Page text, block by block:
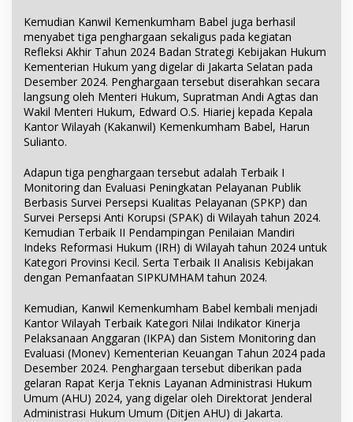
Kemudian Kanwil Kemenkumham Babel juga berhasil
menyabet tiga penghargaan sekaligus pada kegiatan
Refleksi Akhir Tahun 2024 Badan Strategi Kebijakan Hukum
Kementerian Hukum yang digelar di Jakarta Selatan pada
Desember 2024. Penghargaan tersebut diserahkan secara
langsung oleh Menteri Hukum, Supratman Andi Agtas dan
Wakil Menteri Hukum, Edward O.S. Hiariej kepada Kepala
Kantor Wilayah (Kakanwil) Kemenkumham Babel, Harun
Sulianto.
Adapun tiga penghargaan tersebut adalah Terbaik I
Monitoring dan Evaluasi Peningkatan Pelayanan Publik
Berbasis Survei Persepsi Kualitas Pelayanan (SPKP) dan
Survei Persepsi Anti Korupsi (SPAK) di Wilayah tahun 2024.
Kemudian Terbaik II Pendampingan Penilaian Mandiri
Indeks Reformasi Hukum (IRH) di Wilayah tahun 2024 untuk
Kategori Provinsi Kecil. Serta Terbaik II Analisis Kebijakan
dengan Pemanfaatan SIPKUMHAM tahun 2024.
Kemudian, Kanwil Kemenkumham Babel kembali menjadi
Kantor Wilayah Terbaik Kategori Nilai Indikator Kinerja
Pelaksanaan Anggaran (IKPA) dan Sistem Monitoring dan
Evaluasi (Monev) Kementerian Keuangan Tahun 2024 pada
Desember 2024. Penghargaan tersebut diberikan pada
gelaran Rapat Kerja Teknis Layanan Administrasi Hukum
Umum (AHU) 2024, yang digelar oleh Direktorat Jenderal
Administrasi Hukum Umum (Ditjen AHU) di Jakarta.